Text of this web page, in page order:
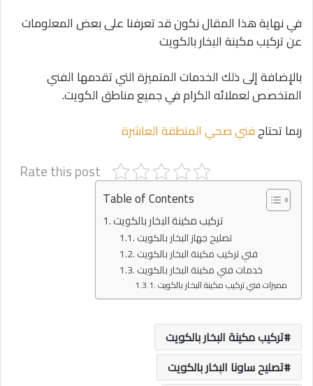
في نهاية هذا المقال نكون قد تعرفنا على بعض المعلومات
عن تركيب مكينة البخار بالكويت
بالإضافة إلى ذلك الخدمات المتميزة التي تقدمها الفني
المتخصص لعملائه الكرام في جميع مناطق الكويت.
ربما تحتاجفني صحي المنطقة العاشرة
Rate this post
Table of Contents
تركيب مكينة البخار بالكويت
تصليح جهاز البخار بالكويت
فني تركيب مكينة البخار بالكويت
خدمات فني مكينة البخار بالكويت
مميزات فني تركيب مكينة البخار بالكويت
تركيب مكينة البخار بالكويت
تصليح ساونا البخار بالكويت